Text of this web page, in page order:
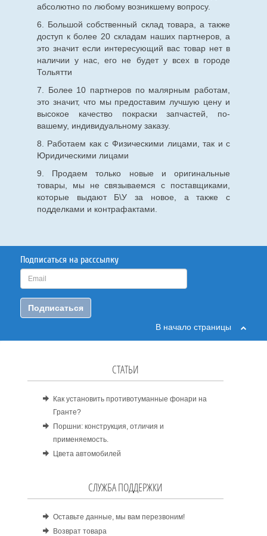
абсолютно по любому возникшему вопросу.
6. Большой собственный склад товара, а также
доступ к более 20 складам наших партнеров, а
это значит если интересующий вас товар нет в
наличии у нас, его не будет у всех в городе
Тольятти
7. Более 10 партнеров по малярным работам,
это значит, что мы предоставим лучшую цену и
высокое качество покраски запчастей, по-
вашему, индивидуальному заказу.
8. Работаем как с Физическими лицами, так и с
Юридическими лицами
9. Продаем только новые и оригинальные
товары, мы не связываемся с поставщиками,
которые выдают Б\У за новое, а также с
подделками и контрафактами.
Подписаться на расссылку
Подписаться
В начало страницы
СТАТЬИ
Как установить противотуманные фонари на
Гранте?
Поршни: конструкция, отличия и
применяемость.
Цвета автомобилей
СЛУЖБА ПОДДЕРЖКИ
Оставьте данные, мы вам перезвоним!
Возврат товара